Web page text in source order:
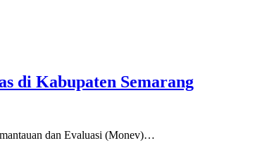
di Kabupaten Semarang
dan Evaluasi (Monev)…